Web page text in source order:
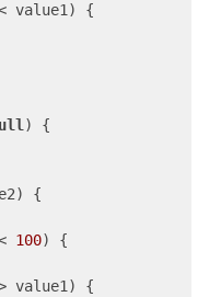
value1) {
) {
{
100) {
value1) {